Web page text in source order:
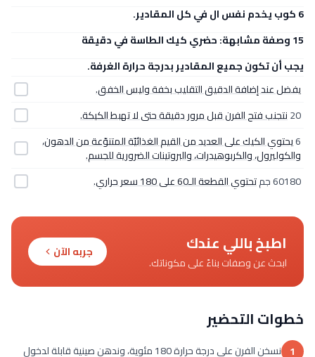
6 كوب يخدم نفس ال في كل المقادير.
15 وصفة مشابهة: حضري كيك الطاسة في دقيقة
يجب أن تكون جميع المقادير بدرجة حرارة الغرفة.
يفضل عند إضافة الدقيق التقليب بخفة وليس الخفق.
20نتجنب فتح الفرن قبل مرور دقيقة حتى لا تهبط الكيكة.
6يحتوي الكيك على العديد من القيم الغذائيّة المتنوّعة من الدهون،
والكوليرول، والكربوهيدرات، والبروتينات الضرورية للجسم.
60180 جم
تحتوي القطعة الـ60 على 180 سعر حراري.
اطبخ باللي عندك
ابحث عن وصفات بناءً على مكوناتك.
جربه الآن
خطوات التحضير
1
نسخن الفرن على درجة حرارة 180 مئوية، وندهن صينية قابلة لدخول